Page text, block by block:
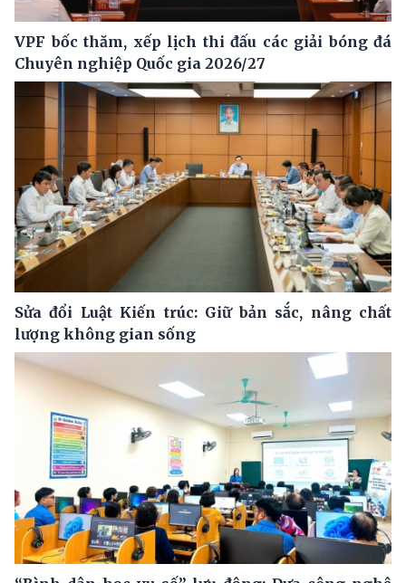
VPF bốc thăm, xếp lịch thi đấu các giải bóng đá
Chuyên nghiệp Quốc gia 2026/27
Sửa đổi Luật Kiến trúc: Giữ bản sắc, nâng chất
lượng không gian sống